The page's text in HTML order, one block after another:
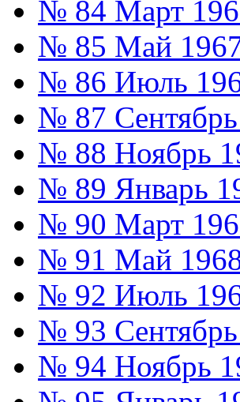
№ 84 Март
№ 85 Май
№ 86 Июль
№ 87
№ 88 Ноябрь
№ 89 Январь
№ 90 Март
№ 91 Май
№ 92 Июль
№ 93
№ 94 Ноябрь